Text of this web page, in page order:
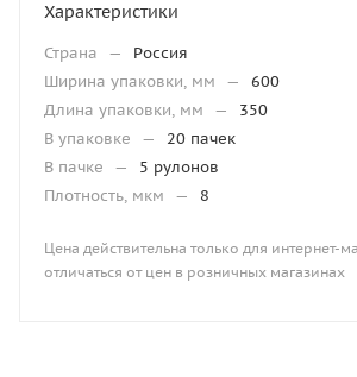
Характеристики
Страна —
Россия
Ширина упаковки, мм
—
600
Длина упаковки, мм
—
350
В упаковке
—
20 пачек
В пачке
—
5 рулонов
Плотность, мкм
— 8
Цена действительна только для интернет-
отличаться от цен в розничных магазинах